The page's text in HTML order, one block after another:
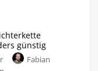
günstig
Fabian